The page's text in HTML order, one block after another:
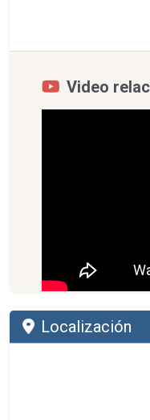
Video
Localización